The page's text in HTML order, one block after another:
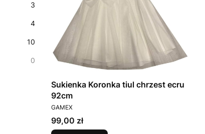
3
4
10
0
Sukienka Koronka tiul chrzest ecru
92cm
PRODUCENT
GAMEX
Cena
99,00 zł